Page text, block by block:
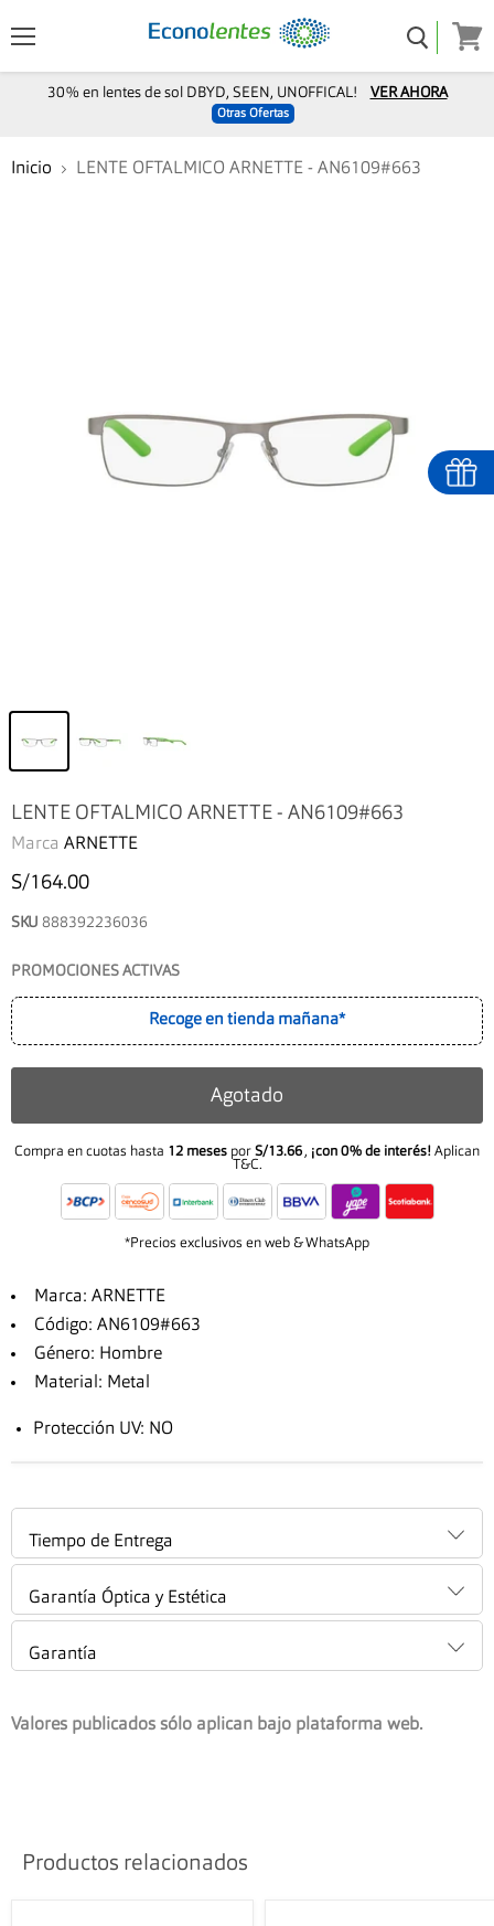
30% en lentes de sol DBYD, SEEN, UNOFFICAL! VER AHORA
Otras Ofertas
Inicio LENTE OFTALMICO ARNETTE - AN6109#663
LENTE OFTALMICO ARNETTE - AN6109#663
Marca ARNETTE
S/164.00
SKU 888392236036
PROMOCIONES ACTIVAS
Recoge en tienda mañana*
Agotado
Compra en cuotas hasta 12 meses por S/13.66 , ¡con 0% de interés! Aplican
T&C.
*Precios exclusivos en web & WhatsApp
Marca: ARNETTE
Código: AN6109#663
Género: Hombre
Material: Metal
Protección UV: NO
Tiempo de Entrega
Garantía Óptica y Estética
Garantía
Valores publicados sólo aplican bajo plataforma web.
Productos relacionados